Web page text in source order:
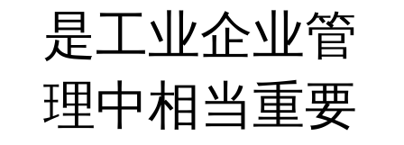
是工业企业管
理中相当重要